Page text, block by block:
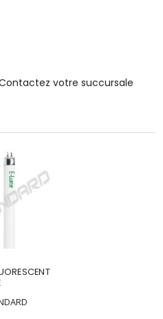
votre succursale